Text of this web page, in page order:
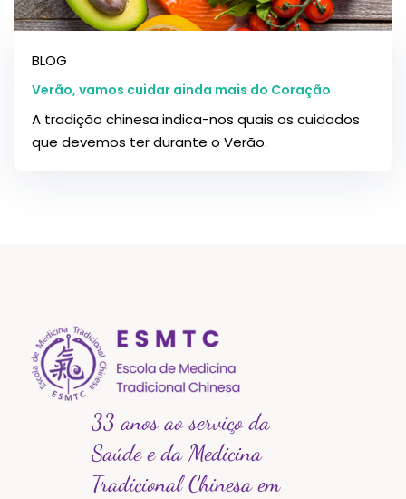
BLOG
Verão, vamos cuidar ainda mais do Coração
A tradição chinesa indica-nos quais os cuidados
que devemos ter durante o Verão.
33 anos ao serviço da
Saúde e da Medicina
Tradicional Chinesa em